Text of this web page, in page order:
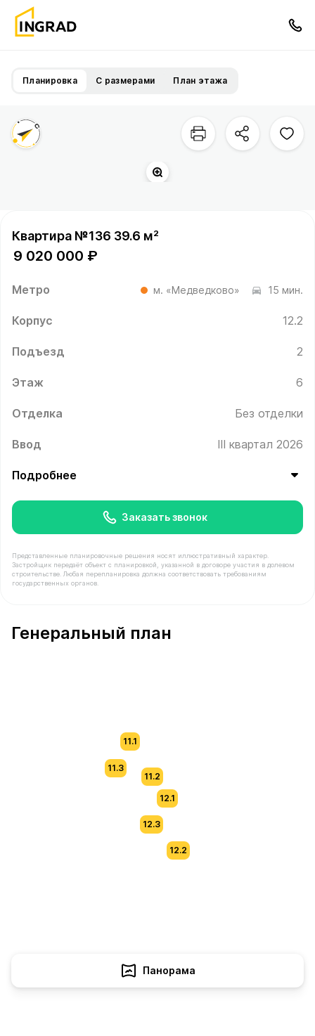
Планировка С размерами План этажа
Квартира №136 39.6 м²
9 020 000 ₽
Метро м. «Медведково» 15 мин.
Корпус 12.2
Подъезд 2
Этаж 6
Отделка Без отделки
Ввод III квартал 2026
Подробнее
Заказать звонок
Представленные планировочные решения носят иллюстративный характер.
Застройщик передаёт объект с планировкой, указанной в договоре участия в долевом
строительстве. Любая перепланировка должна соответствовать требованиям
государственных органов.
Генеральный план
11.3
11.1
11.2
12.1
12.2
12.3
Панорама